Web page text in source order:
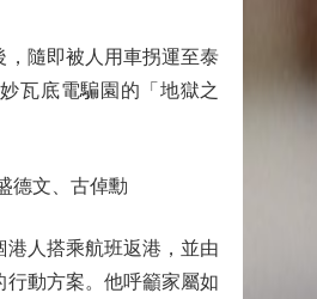
隨即被人用車拐運至泰
瓦底電騙園的「地獄之
德文、古倬勳
人搭乘航班返港，並由
動方案。他呼籲家屬如